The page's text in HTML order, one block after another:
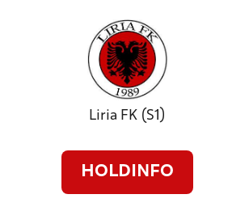
Liria FK (S1)
HOLDINFO